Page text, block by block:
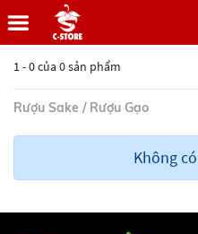
1 - 0 của 0 sản phẩm
Rượu Sake / Rượu Gạo
Không